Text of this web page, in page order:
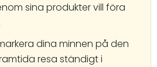
sina produkter vill föra
dina minnen på den
resa ständigt i